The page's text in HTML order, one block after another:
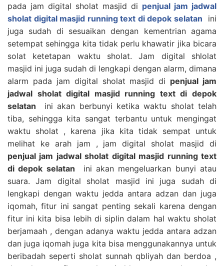
pada jam digital sholat masjid di penjual jam jadwal
sholat digital masjid running text di depok selatan
ini
juga sudah di sesuaikan dengan kementrian agama
setempat sehingga kita tidak perlu khawatir jika bicara
solat ketetapan waktu sholat. Jam digital shlolat
masjid ini juga sudah di lengkapi dengan alarm, dimana
alarm pada jam digital sholat masjid di penjual jam
jadwal sholat digital masjid running text di depok
selatan ini akan berbunyi ketika waktu sholat telah
tiba, sehingga kita sangat terbantu untuk mengingat
waktu sholat , karena jika kita tidak sempat untuk
melihat ke arah jam , jam digital sholat masjid di
penjual jam jadwal sholat digital masjid running text
di depok selatan ini akan mengeluarkan bunyi atau
suara. Jam digital sholat masjid ini juga sudah di
lengkapi dengan waktu jedda antara adzan dan juga
iqomah, fitur ini sangat penting sekali karena dengan
fitur ini kita bisa lebih di siplin dalam hal waktu sholat
berjamaah , dengan adanya waktu jedda antara adzan
dan juga iqomah juga kita bisa menggunakannya untuk
beribadah seperti sholat sunnah qbliyah dan berdoa ,